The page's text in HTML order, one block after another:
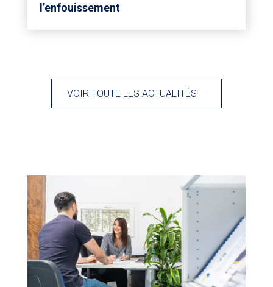
l’enfouissement
VOIR TOUTE LES ACTUALITÉS